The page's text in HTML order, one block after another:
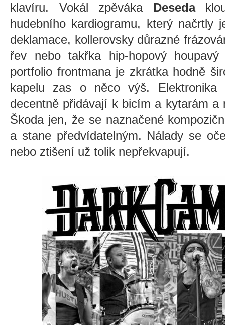
klavíru. Vokál zpěváka Deseda
hudebního kardiogramu, který načrtly
deklamace, kollerovsky důrazné
řev nebo takřka hip-hopový
portfolio frontmana je zkrátka hodně
kapelu zas o něco výš.
decentně přidávají k bicím a kytarám a
Škoda jen, že se naznačené
a stane předvídatelným. Nálady se
nebo ztišení už tolik nepřekvapují.